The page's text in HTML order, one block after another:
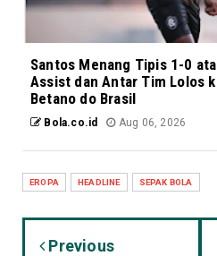
Santos Menang Tipis 1-0
Assist dan Antar Tim Lolos
Betano do Brasil
Bola.co.id Aug 06, 2026
EROPA HEADLINE SEPAK BOLA
Previous